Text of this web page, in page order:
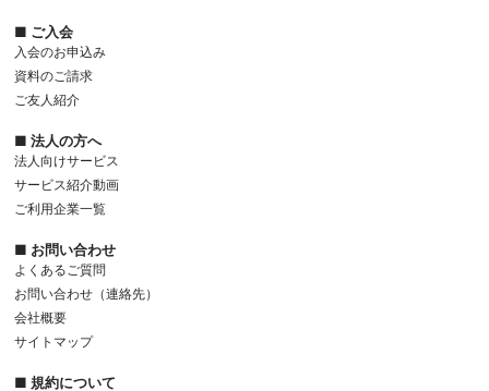
■ ご入会
入会のお申込み
資料のご請求
ご友人紹介
■ 法人の方へ
法人向けサービス
サービス紹介動画
ご利用企業一覧
■ お問い合わせ
よくあるご質問
お問い合わせ（連絡先）
会社概要
サイトマップ
■ 規約について